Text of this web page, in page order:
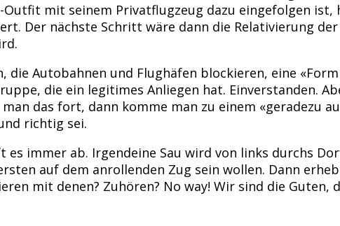
mit seinem Privatflugzeug dazu eingefolgen
Der nächste Schritt wäre dann die Relativierung
die Autobahnen und Flughäfen blockieren, eine
die ein legitimes Anliegen hat. Einverstanden.
das fort, dann komme man zu einem «geradezu
richtig sei.
es immer ab. Irgendeine Sau wird von links durchs
auf dem anrollenden Zug sein wollen. Dann
mit denen? Zuhören? No way! Wir sind die Guten,